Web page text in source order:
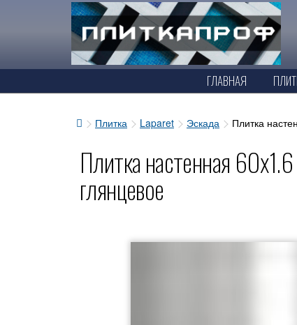
ГЛАВНАЯ
Плитка Laparet Эскада Плитка
Плитка настенная
глянцевое